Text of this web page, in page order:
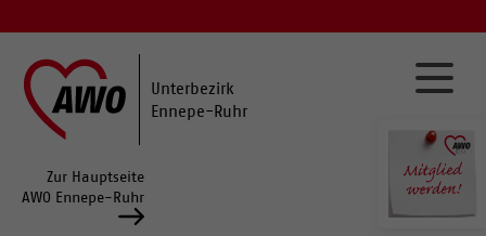
Unterbezirk
Ennepe-Ruhr
Zur Hauptseite
AWO Ennepe-Ruhr